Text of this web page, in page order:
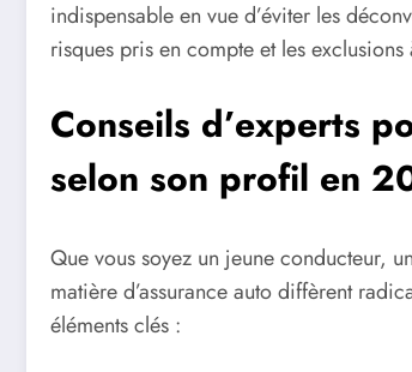
indispensable en vue d’éviter les
risques pris en compte et les
Conseils d’experts
selon son profil en
Que vous soyez un jeune conducteur,
matière d’assurance auto diffèrent
éléments clés :